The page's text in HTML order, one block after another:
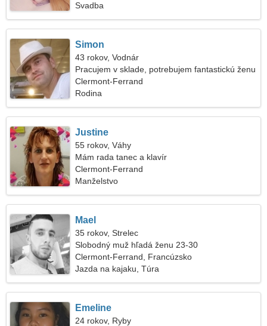
Svadba
Simon
43 rokov, Vodnár
Pracujem v sklade, potrebujem fantastickú ženu
Clermont-Ferrand
Rodina
Justine
55 rokov, Váhy
Mám rada tanec a klavír
Clermont-Ferrand
Manželstvo
Mael
35 rokov, Strelec
Slobodný muž hľadá ženu 23-30
Clermont-Ferrand, Francúzsko
Jazda na kajaku, Túra
Emeline
24 rokov, Ryby